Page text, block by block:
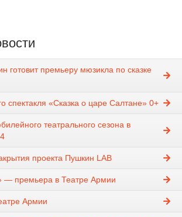
готовит премьеру мюзикла по сказке
спектакля «Сказка о царе Салтане» 0+
театрального сезона в
проекта Пушкин LAB
— премьера в Театре Армии
Армии